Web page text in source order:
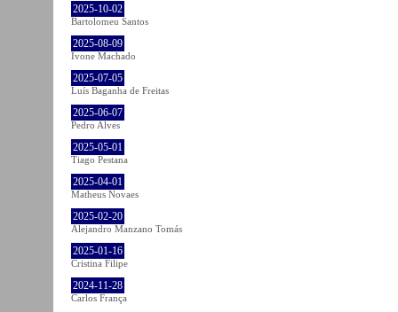
2025-10-02
Bartolomeu Santos
2025-08-09
Ivone Machado
2025-07-05
Luís Baganha de Freitas
2025-06-07
Pedro Alves
2025-05-01
Tiago Pestana
2025-04-01
Matheus Novaes
2025-02-20
Alejandro Manzano Tomás
2025-01-16
Cristina Filipe
2024-11-28
Carlos França